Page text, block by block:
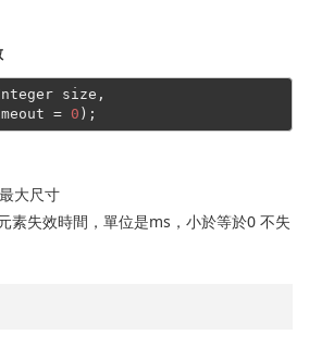
size,
=
0
大尺寸
素失效時間，單位是ms，小於等於0 不失